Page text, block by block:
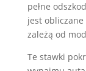
pełne
jest
zależą od
Te stawki